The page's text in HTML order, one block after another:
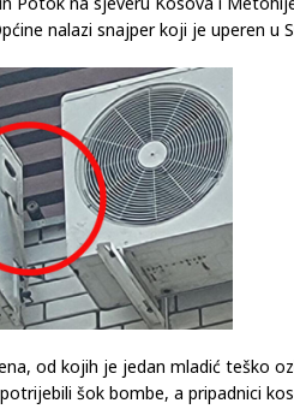
nalazi snajper koji je uperen u
od kojih je jedan mladić teško
šok bombe, a pripadnici